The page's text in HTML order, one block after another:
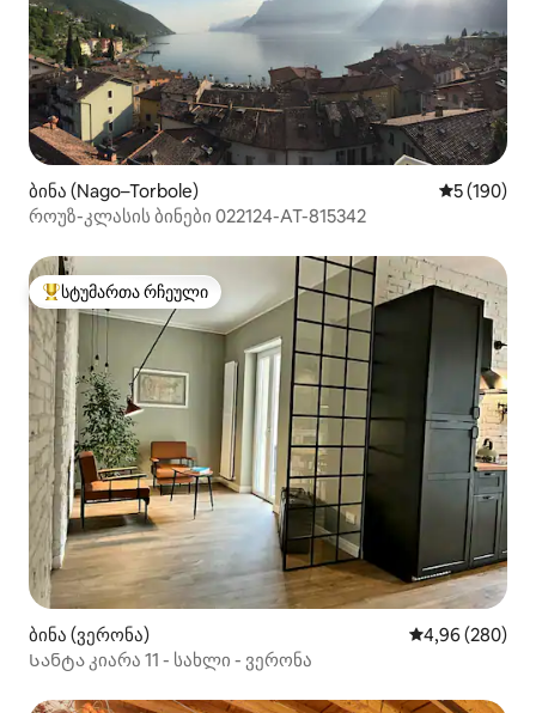
ბინა (Nago–Torbole) საშუალო
5 (190)
როუზ-კლასის ბინები 022124-AT-815342
სტუმართა რჩეული მოწინავე ვარიანტი
სტუმართა რჩეული
ბინა (ვერონა) საშუალო
4,96 (280)
Სანტა კიარა 11 - სახლი - ვერონა